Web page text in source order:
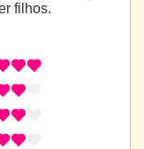
filhos.